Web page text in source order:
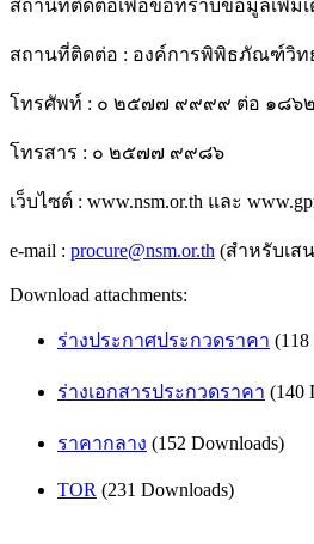
สถานที่ติดต่อเพื่อขอทราบข้อมูลเพิ่ม
สถานที่ติดต่อ : องค์การพิพิธภัณฑ์วิท
โทรศัพท์ : ๐ ๒๕๗๗ ๙๙๙๙ ต่อ ๑๘๖๒
โทรสาร : ๐ ๒๕๗๗ ๙๙๘๖
เว็บไซต์ : www.nsm.or.th และ
e-mail : procure@nsm.or.th (สำหรับเส
Download attachments:
ร่างประกาศประกวดราคา (118
ร่างเอกสารประกวดราคา (140
ราคากลาง (152 Downloads)
TOR (231 Downloads)